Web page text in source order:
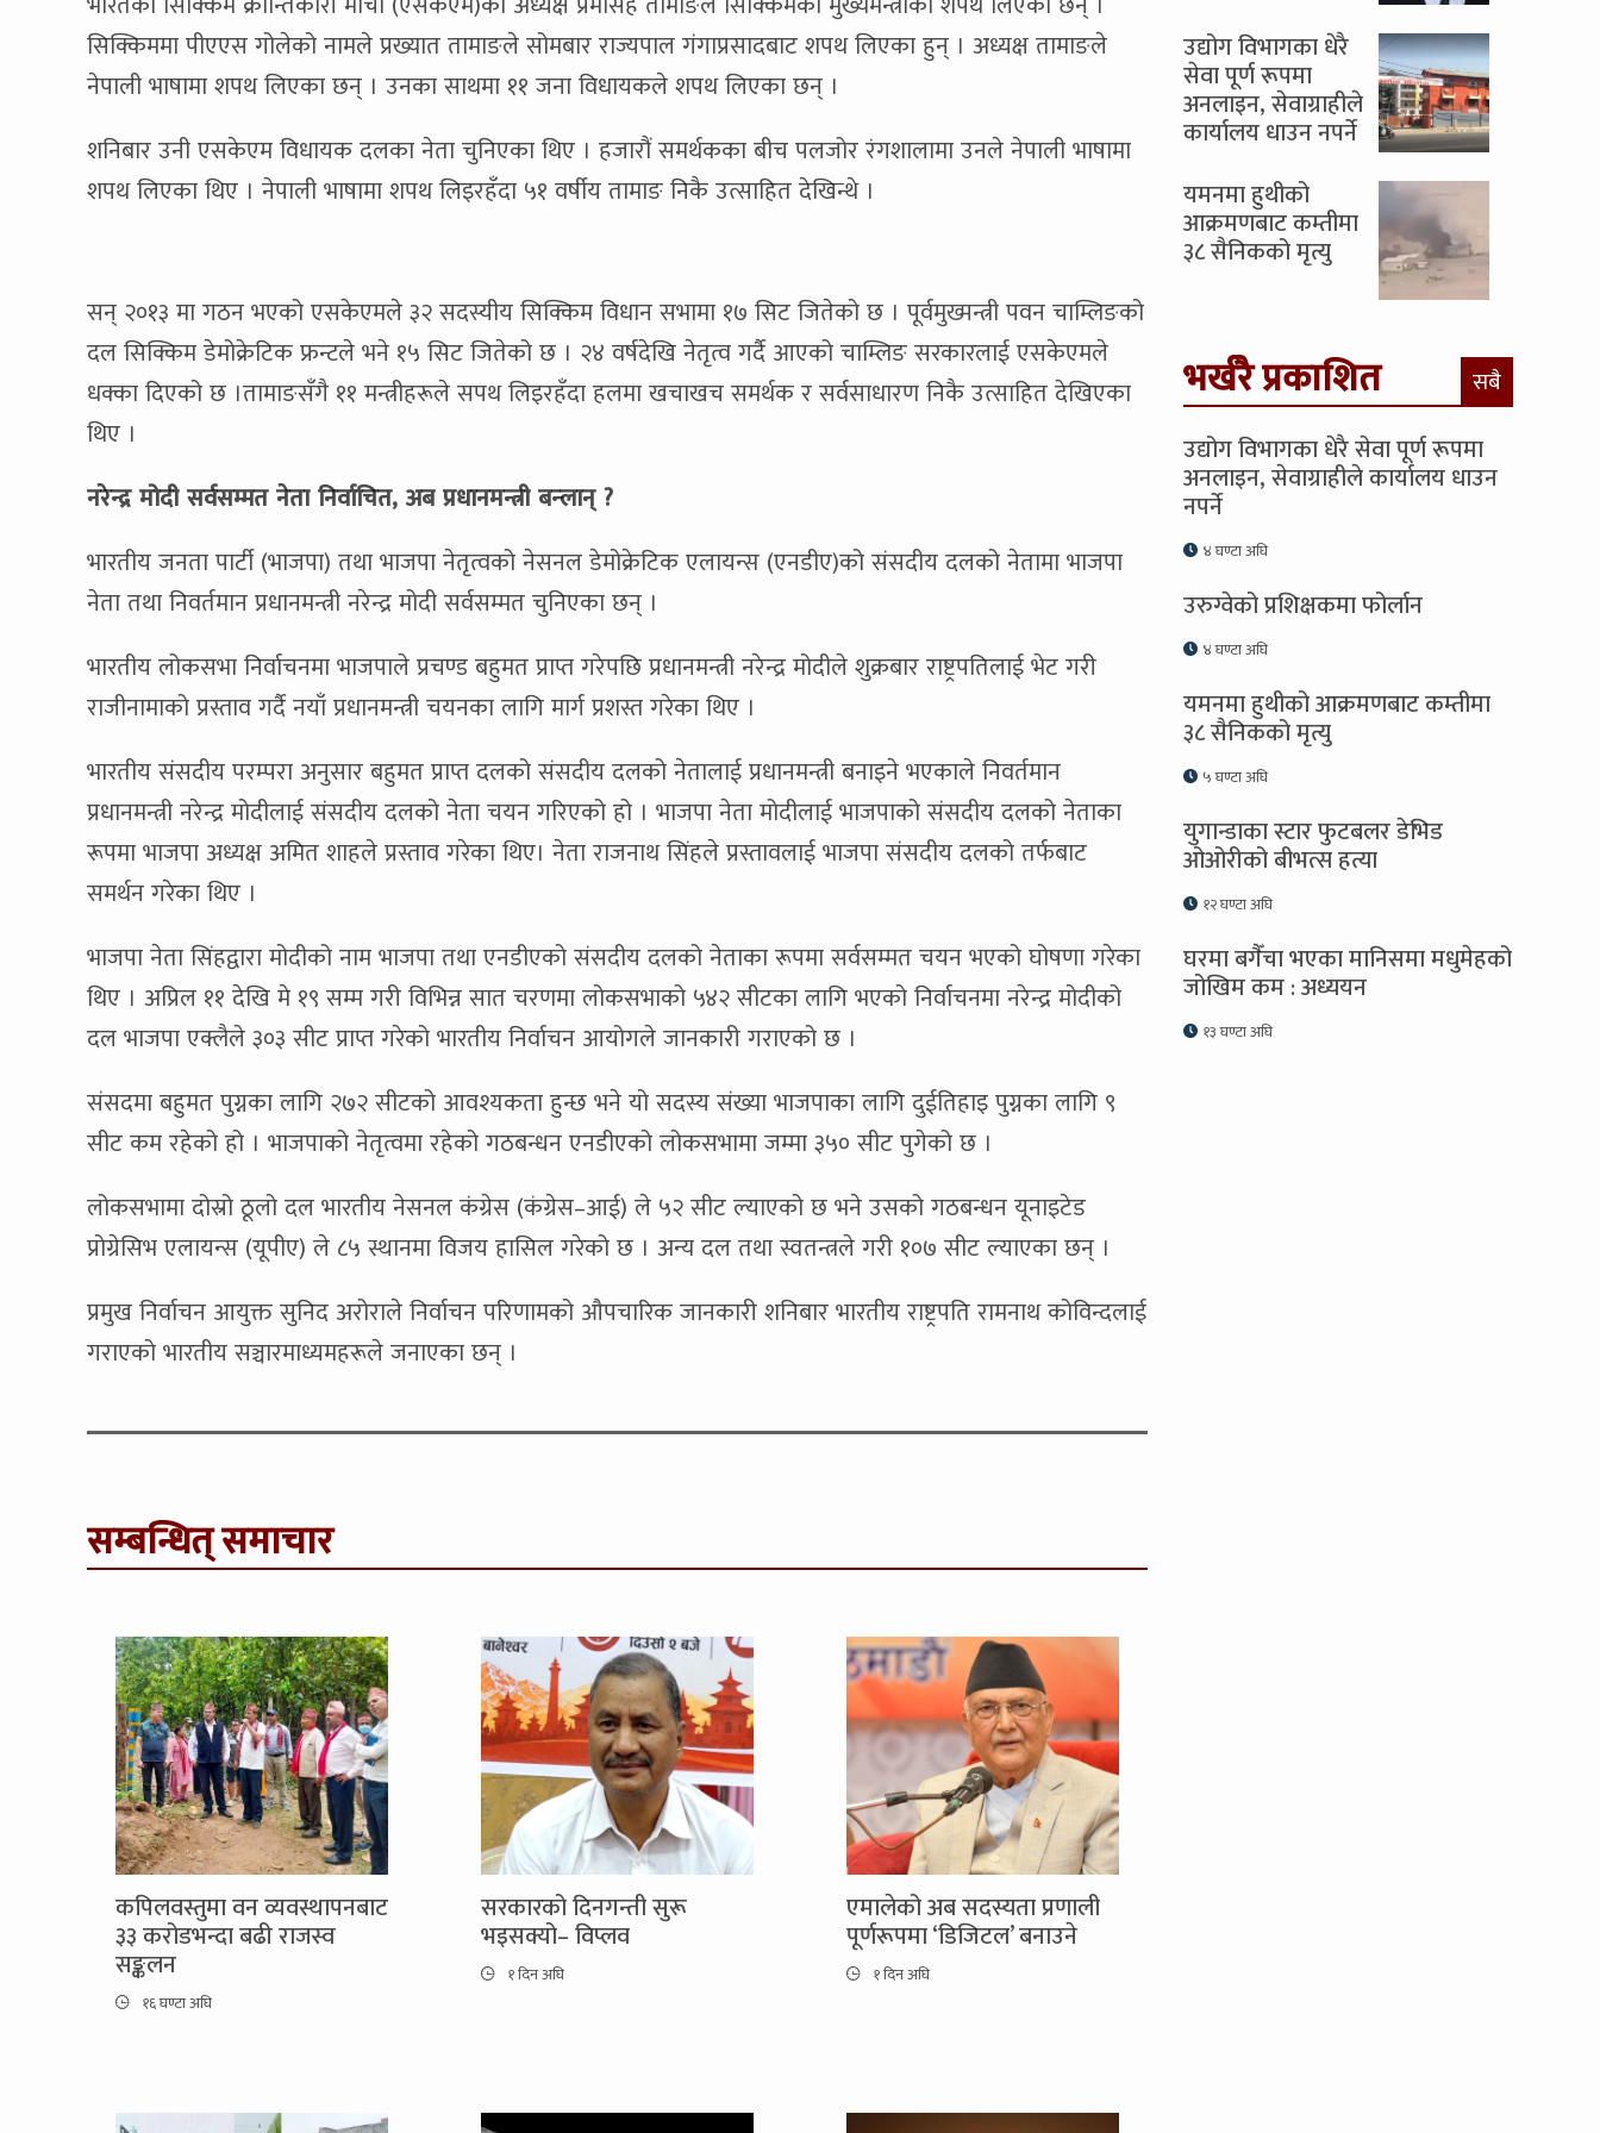
सिक्किममा पीएएस गोलेको नामले प्रख्यात तामाङले सोमबार राज्यपाल गंगाप्रसादबाट शपथ लिएका हुन् । अध्यक्ष तामाङले
नेपाली भाषामा शपथ लिएका छन् । उनका साथमा ११ जना विधायकले शपथ लिएका छन् ।
शनिबार उनी एसकेएम विधायक दलका नेता चुनिएका थिए । हजारौं समर्थकका बीच पलजोर रंगशालामा उनले नेपाली भाषामा
शपथ लिएका थिए । नेपाली भाषामा शपथ लिइरहँदा ५१ वर्षीय तामाङ निकै उत्साहित देखिन्थे ।
सन् २०१३ मा गठन भएको एसकेएमले ३२ सदस्यीय सिक्किम विधान सभामा १७ सिट जितेको छ । पूर्वमुख्मन्त्री पवन चाम्लिङको
दल सिक्किम डेमोक्रेटिक फ्रन्टले भने १५ सिट जितेको छ । २४ वर्षदेखि नेतृत्व गर्दै आएको चाम्लिङ सरकारलाई एसकेएमले
धक्का दिएको छ ।तामाङसँगै ११ मन्त्रीहरूले सपथ लिइरहँदा हलमा खचाखच समर्थक र सर्वसाधारण निकै उत्साहित देखिएका
थिए ।
नरेन्द्र मोदी सर्वसम्मत नेता निर्वाचित, अब प्रधानमन्त्री बन्लान् ?
भारतीय जनता पार्टी (भाजपा) तथा भाजपा नेतृत्वको नेसनल डेमोक्रेटिक एलायन्स (एनडीए)को संसदीय दलको नेतामा भाजपा
नेता तथा निवर्तमान प्रधानमन्त्री नरेन्द्र मोदी सर्वसम्मत चुनिएका छन् ।
भारतीय लोकसभा निर्वाचनमा भाजपाले प्रचण्ड बहुमत प्राप्त गरेपछि प्रधानमन्त्री नरेन्द्र मोदीले शुक्रबार राष्ट्रपतिलाई भेट गरी
राजीनामाको प्रस्ताव गर्दै नयाँ प्रधानमन्त्री चयनका लागि मार्ग प्रशस्त गरेका थिए ।
भारतीय संसदीय परम्परा अनुसार बहुमत प्राप्त दलको संसदीय दलको नेतालाई प्रधानमन्त्री बनाइने भएकाले निवर्तमान
प्रधानमन्त्री नरेन्द्र मोदीलाई संसदीय दलको नेता चयन गरिएको हो । भाजपा नेता मोदीलाई भाजपाको संसदीय दलको नेताका
रूपमा भाजपा अध्यक्ष अमित शाहले प्रस्ताव गरेका थिए। नेता राजनाथ सिंहले प्रस्तावलाई भाजपा संसदीय दलको तर्फबाट
समर्थन गरेका थिए ।
भाजपा नेता सिंहद्वारा मोदीको नाम भाजपा तथा एनडीएको संसदीय दलको नेताका रूपमा सर्वसम्मत चयन भएको घोषणा गरेका
थिए । अप्रिल ११ देखि मे १९ सम्म गरी विभिन्न सात चरणमा लोकसभाको ५४२ सीटका लागि भएको निर्वाचनमा नरेन्द्र मोदीको
दल भाजपा एक्लैले ३०३ सीट प्राप्त गरेको भारतीय निर्वाचन आयोगले जानकारी गराएको छ ।
संसदमा बहुमत पुग्नका लागि २७२ सीटको आवश्यकता हुन्छ भने यो सदस्य संख्या भाजपाका लागि दुईतिहाइ पुग्नका लागि ९
सीट कम रहेको हो । भाजपाको नेतृत्वमा रहेको गठबन्धन एनडीएको लोकसभामा जम्मा ३५० सीट पुगेको छ ।
लोकसभामा दोस्रो ठूलो दल भारतीय नेसनल कंग्रेस (कंग्रेस–आई) ले ५२ सीट ल्याएको छ भने उसको गठबन्धन यूनाइटेड
प्रोग्रेसिभ एलायन्स (यूपीए) ले ८५ स्थानमा विजय हासिल गरेको छ । अन्य दल तथा स्वतन्त्रले गरी १०७ सीट ल्याएका छन् ।
प्रमुख निर्वाचन आयुक्त सुनिद अरोराले निर्वाचन परिणामको औपचारिक जानकारी शनिबार भारतीय राष्ट्रपति रामनाथ कोविन्दलाई
गराएको भारतीय सञ्चारमाध्यमहरूले जनाएका छन् ।
सम्बन्धित् समाचार
कपिलवस्तुमा वन व्यवस्थापनबाट
३३ करोडभन्दा बढी राजस्व
सङ्कलन
१६ घण्टा अघि
सरकारको दिनगन्ती सुरू
भइसक्यो– विप्लव
१ दिन अघि
एमालेको अब सदस्यता प्रणाली
पूर्णरूपमा ‘डिजिटल’ बनाउने
१ दिन अघि
उद्योग विभागका धेरै
सेवा पूर्ण रूपमा
अनलाइन, सेवाग्राहीले
कार्यालय धाउन नपर्ने
यमनमा हुथीको
आक्रमणबाट कम्तीमा
३८ सैनिकको मृत्यु
भर्खरै प्रकाशित सबै
उद्योग विभागका धेरै सेवा पूर्ण रूपमा
अनलाइन, सेवाग्राहीले कार्यालय धाउन
नपर्ने
४ घण्टा अघि
उरुग्वेको प्रशिक्षकमा फोर्लान
४ घण्टा अघि
यमनमा हुथीको आक्रमणबाट कम्तीमा
३८ सैनिकको मृत्यु
५ घण्टा अघि
युगान्डाका स्टार फुटबलर डेभिड
ओओरीको बीभत्स हत्या
१२ घण्टा अघि
घरमा बगैँचा भएका मानिसमा मधुमेहको
जोखिम कम : अध्ययन
१३ घण्टा अघि